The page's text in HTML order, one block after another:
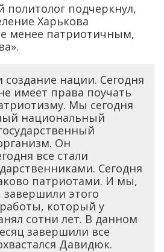
политолог подчеркнул,
Харькова
менее патриотичным,
нации. Сегодня
имеет права поучать
Мы сегодня
национальный
Он
все стали
Сегодня
патриотами. И мы,
завершили этого
который у
сотни лет. В данном
завершили все
Давидюк.